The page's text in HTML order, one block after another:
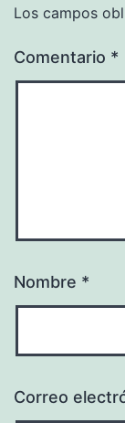
Los campos
Comentario *
Nombre *
Correo